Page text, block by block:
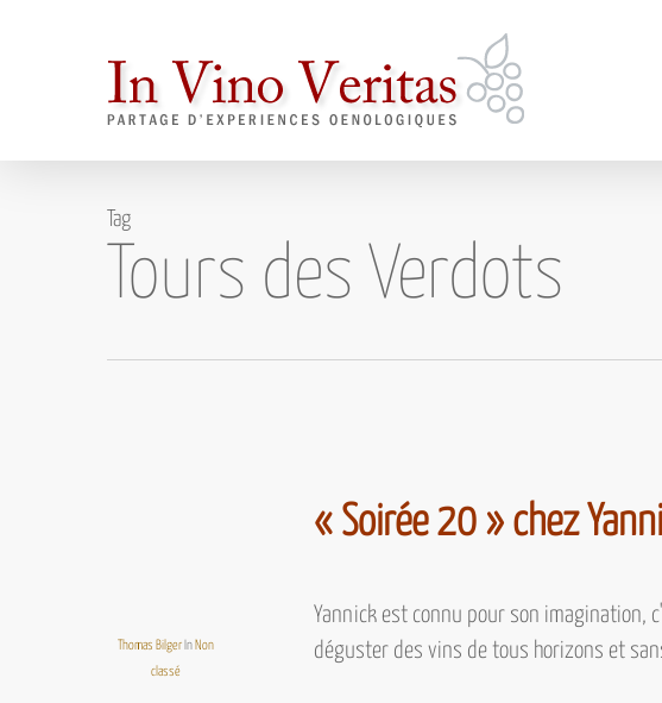
Tag
Tours des Verdots
Thomas Bilger In Non
classé
« Soirée 20 » chez
Yannick est connu pour son imagination,
déguster des vins de tous horizons et